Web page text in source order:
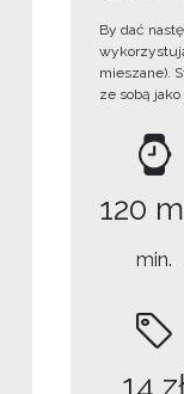
By dać
mieszane).
ze sobą
120
min.
14